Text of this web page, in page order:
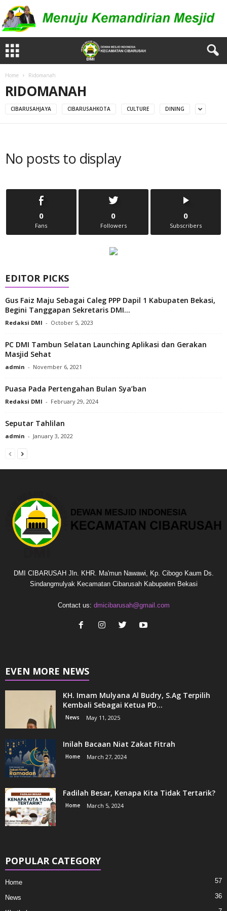
Home Ridomanah
RIDOMANAH
CIBARUSAHJAYA CIBARUSAHKOTA CULTURE DINING
No posts to display
0
Fans
0
Followers
0
Subscribers
EDITOR PICKS
Gus Faiz Maju Sebagai Caleg PPP Dapil 1 Kabupaten Bekasi,
Begini Tanggapan Sekretaris DMI...
Redaksi DMI - October 5, 2023
PC DMI Tambun Selatan Launching Aplikasi dan Gerakan
Masjid Sehat
admin - November 6, 2021
Puasa Pada Pertengahan Bulan Sya’ban
Redaksi DMI - February 29, 2024
Seputar Tahlilan
admin - January 3, 2022
DMI CIBARUSAH Jln. KHR. Ma'mun Nawawi, Kp. Cibogo Kaum Ds.
Sindangmulyak Kecamatan Cibarusah Kabupaten Bekasi
Contact us: dmicibarusah@gmail.com
EVEN MORE NEWS
KH. Imam Mulyana Al Budry, S.Ag Terpilih
Kembali Sebagai Ketua PD...
News May 11, 2025
Inilah Bacaan Niat Zakat Fitrah
Home March 27, 2024
Fadilah Besar, Kenapa Kita Tidak Tertarik?
Home March 5, 2024
POPULAR CATEGORY
Home 57
News 36